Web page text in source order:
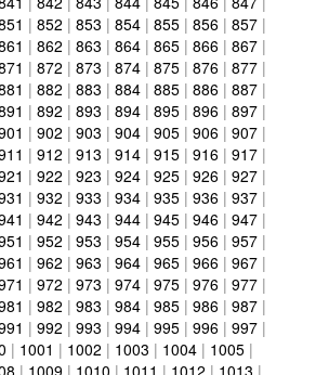
| 852 | 853 | 854 | 855 | 856 | 857 |
| 862 | 863 | 864 | 865 | 866 | 867 |
| 872 | 873 | 874 | 875 | 876 | 877 |
| 882 | 883 | 884 | 885 | 886 | 887 |
| 892 | 893 | 894 | 895 | 896 | 897 |
| 902 | 903 | 904 | 905 | 906 | 907 |
| 912 | 913 | 914 | 915 | 916 | 917 |
| 922 | 923 | 924 | 925 | 926 | 927 |
| 932 | 933 | 934 | 935 | 936 | 937 |
| 942 | 943 | 944 | 945 | 946 | 947 |
| 952 | 953 | 954 | 955 | 956 | 957 |
| 962 | 963 | 964 | 965 | 966 | 967 |
| 972 | 973 | 974 | 975 | 976 | 977 |
| 982 | 983 | 984 | 985 | 986 | 987 |
| 992 | 993 | 994 | 995 | 996 | 997 |
| 1001 | 1002 | 1003 | 1004 | 1005 |